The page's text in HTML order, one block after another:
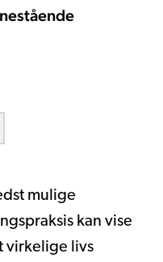
mulige
kan vise
virkelige livs